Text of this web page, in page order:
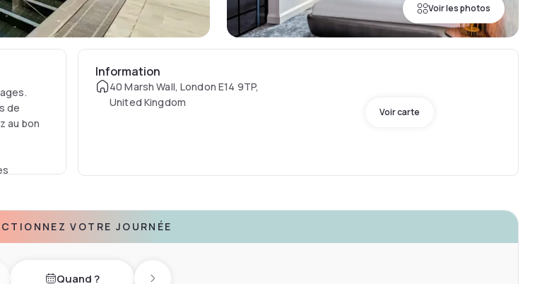
Voir les photos
de
au bon
Information
40 Marsh Wall, London E14 9TP,
United Kingdom
Voir carte
VOTRE JOURNÉE
Quand ?